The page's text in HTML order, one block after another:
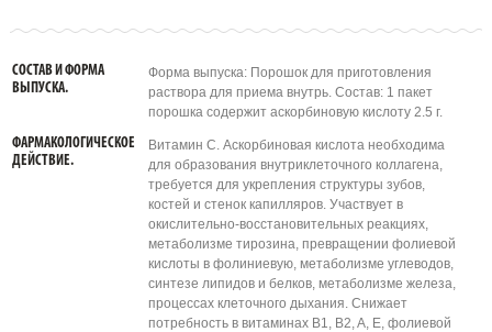
СОСТАВ И ФОРМА
ВЫПУСКА.
Форма выпуска: Порошок для приготовления
раствора для приема внутрь. Состав: 1 пакет
порошка содержит аскорбиновую кислоту 2.5 г.
ФАРМАКОЛОГИЧЕСКОЕ
ДЕЙСТВИЕ.
Витамин С. Аскорбиновая кислота необходима
для образования внутриклеточного коллагена,
требуется для укрепления структуры зубов,
костей и стенок капилляров. Участвует в
окислительно-восстановительных реакциях,
метаболизме тирозина, превращении фолиевой
кислоты в фолиниевую, метаболизме углеводов,
синтезе липидов и белков, метаболизме железа,
процессах клеточного дыхания. Снижает
потребность в витаминах B1, B2, A, E, фолиевой